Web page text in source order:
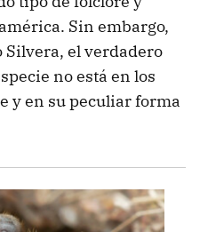
Sin embargo,
Silvera, el verdadero
no está en los
y en su peculiar forma